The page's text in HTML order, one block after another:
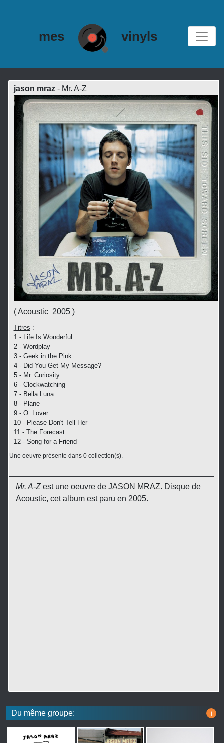
mes vinyls
jason mraz- Mr. A-Z
( Acoustic 2005 )
Titres :
1 - Life Is Wonderful
2 - Wordplay
3 - Geek in the Pink
4 - Did You Get My Message?
5 - Mr. Curiosity
6 - Clockwatching
7 - Bella Luna
8 - Plane
9 - O. Lover
10 - Please Don't Tell Her
11 - The Forecast
12 - Song for a Friend
Une oeuvre présente dans 0 collection(s).
Mr. A-Zest une oeuvre de JASON MRAZ. Disque de
Acoustic, cet album est paru en 2005.
Du même groupe: i